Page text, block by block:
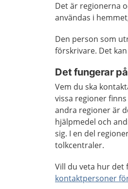
Det är regionerna
användas i
Den person som
förskrivare. Det
Det fungerar
Vem du ska
vissa regioner
andra regioner är
hjälpmedel och
sig. I en del
tolkcentraler.
Vill du veta hur det
kontaktpersoner